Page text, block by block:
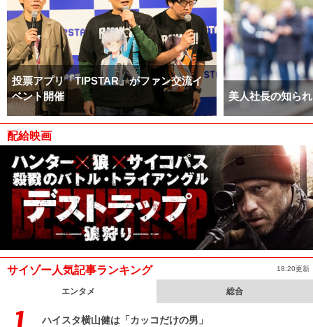
投票アプリ「TIPSTAR」がファン交流イ
ベント開催
美人社長の知ら
配給映画
サイゾー人気記事ランキング 18:20更新
エンタメ 総合
ハイスタ横山健は「カッコだけの男」